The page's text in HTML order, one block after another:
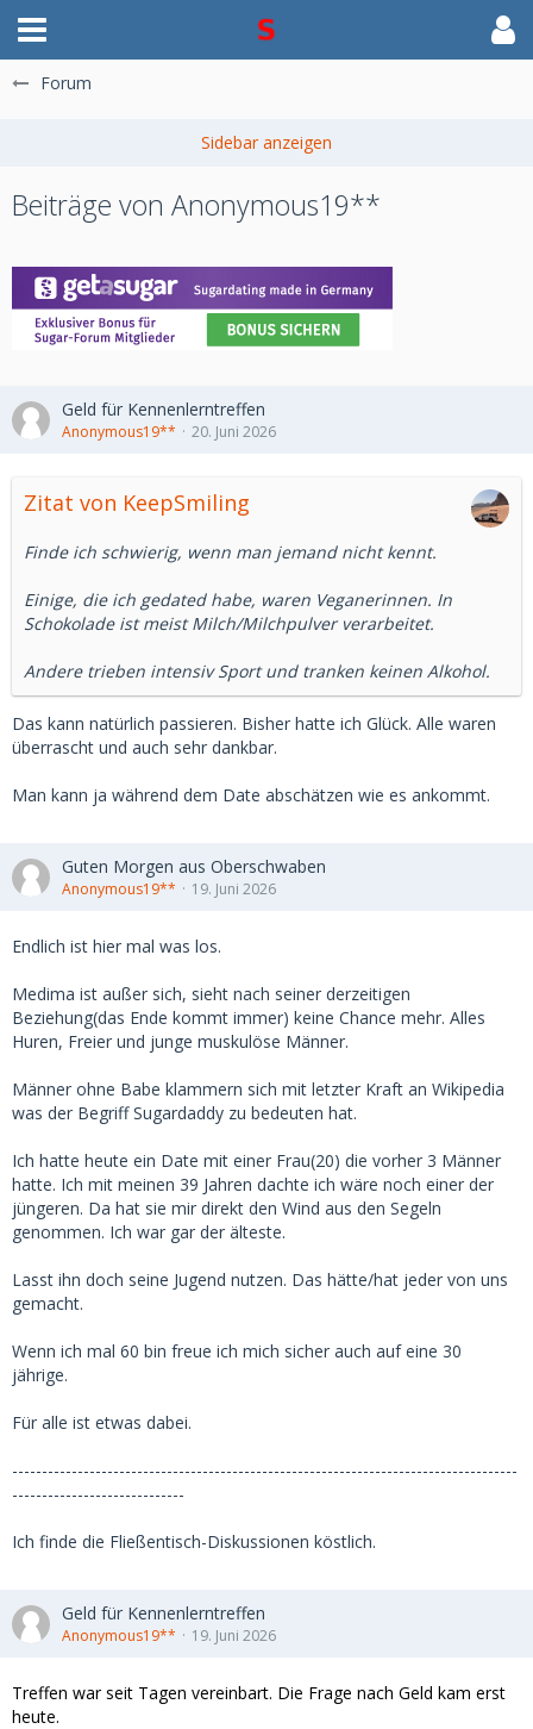
Forum
Beiträge von Anonymous19**
Geld für Kennenlerntreffen
Anonymous19** 20. Juni 2026
Zitat von KeepSmiling
Finde ich schwierig, wenn man jemand nicht kennt.
Einige, die ich gedated habe, waren Veganerinnen. In
Schokolade ist meist Milch/Milchpulver verarbeitet.
Andere trieben intensiv Sport und tranken keinen Alkohol.
Das kann natürlich passieren. Bisher hatte ich Glück. Alle waren
überrascht und auch sehr dankbar.
Man kann ja während dem Date abschätzen wie es ankommt.
Guten Morgen aus Oberschwaben
Anonymous19** 19. Juni 2026
Endlich ist hier mal was los.
Medima ist außer sich, sieht nach seiner derzeitigen
Beziehung(das Ende kommt immer) keine Chance mehr. Alles
Huren, Freier und junge muskulöse Männer.
Männer ohne Babe klammern sich mit letzter Kraft an Wikipedia
was der Begriff Sugardaddy zu bedeuten hat.
Ich hatte heute ein Date mit einer Frau(20) die vorher 3 Männer
hatte. Ich mit meinen 39 Jahren dachte ich wäre noch einer der
jüngeren. Da hat sie mir direkt den Wind aus den Segeln
genommen. Ich war gar der älteste.
Lasst ihn doch seine Jugend nutzen. Das hätte/hat jeder von uns
gemacht.
Wenn ich mal 60 bin freue ich mich sicher auch auf eine 30
jährige.
Für alle ist etwas dabei.
-------------------------------------------------------------------------------------
-----------------------------
Ich finde die Fließentisch-Diskussionen köstlich.
Geld für Kennenlerntreffen
Anonymous19** 19. Juni 2026
Treffen war seit Tagen vereinbart. Die Frage nach Geld kam erst
heute.